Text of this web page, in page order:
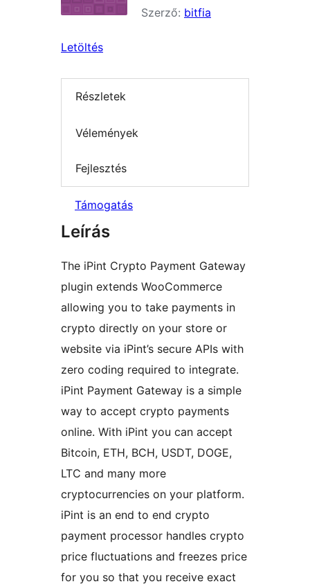
Szerző: bitfia
Letöltés
Részletek
Vélemények
Fejlesztés
Támogatás
Leírás
The iPint Crypto Payment Gateway
plugin extends WooCommerce
allowing you to take payments in
crypto directly on your store or
website via iPint’s secure APIs with
zero coding required to integrate.
iPint Payment Gateway is a simple
way to accept crypto payments
online. With iPint you can accept
Bitcoin, ETH, BCH, USDT, DOGE,
LTC and many more
cryptocurrencies on your platform.
iPint is an end to end crypto
payment processor handles crypto
price fluctuations and freezes price
for you so that you receive exact